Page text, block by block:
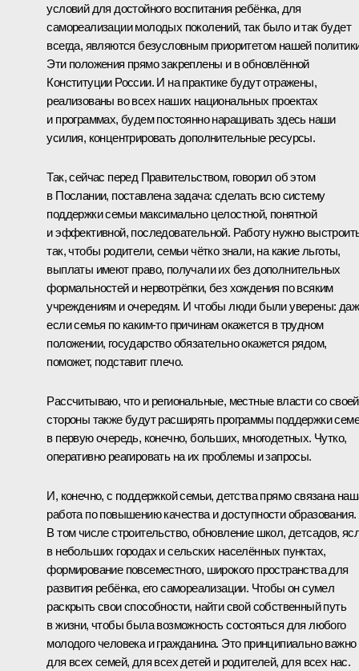
условий для достойного воспитания ребёнка, для
самореализации молодых поколений, так было и так будет
всегда, являются безусловным приоритетом нашей
Эти положения прямо закреплены и в обновлённой
Конституции России. И на практике будут отражены,
реализованы во всех наших национальных проектах
и программах, будем постоянно наращивать здесь наши
усилия, концентрировать дополнительные ресурсы.
Так, сейчас перед Правительством, говорил об этом
в Послании, поставлена задача: сделать всю систему
поддержки семьи максимально целостной, понятной
и эффективной, последовательной. Работу нужно
так, чтобы родители, семьи чётко знали, на какие льготы,
выплаты имеют право, получали их без дополнительных
формальностей и нервотрёпки, без хождения по всяким
учреждениям и очередям. И чтобы люди были уверены:
если семья по каким-то причинам окажется в трудном
положении, государство обязательно окажется рядом,
поможет, подставит плечо.
Рассчитываю, что и региональные, местные власти со своей
стороны также будут расширять программы поддержки
в первую очередь, конечно, больших, многодетных. Чутко,
оперативно реагировать на их проблемы и запросы.
И, конечно, с поддержкой семьи, детства прямо связана
работа по повышению качества и доступности образования.
В том числе строительство, обновление школ, детсадов,
в небольших городах и сельских населённых пунктах,
формирование повсеместного, широкого пространства для
развития ребёнка, его самореализации. Чтобы он сумел
раскрыть свои способности, найти свой собственный путь
в жизни, чтобы была возможность состояться для любого
молодого человека и гражданина. Это принципиально важно
для всех семей, для всех детей и родителей, для всех нас.